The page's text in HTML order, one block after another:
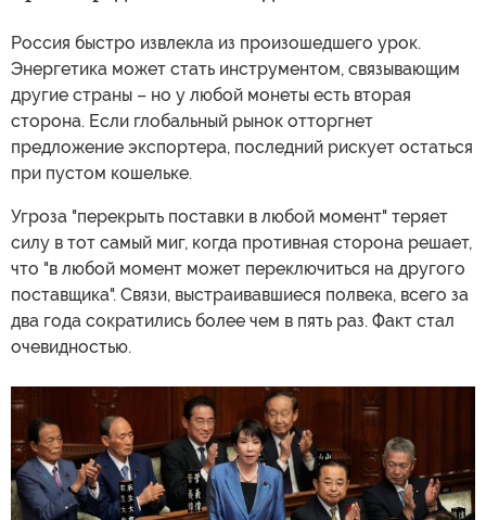
Россия быстро извлекла из произошедшего урок.
Энергетика может стать инструментом, связывающим
другие страны – но у любой монеты есть вторая
сторона. Если глобальный рынок отторгнет
предложение экспортера, последний рискует остаться
при пустом кошельке.
Угроза "перекрыть поставки в любой момент" теряет
силу в тот самый миг, когда противная сторона решает,
что "в любой момент может переключиться на другого
поставщика". Связи, выстраивавшиеся полвека, всего за
два года сократились более чем в пять раз. Факт стал
очевидностью.